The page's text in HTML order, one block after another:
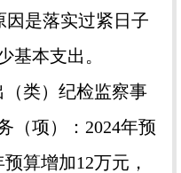
因是落实过紧日子
基本支出。
类）纪检监察事
（项）：2024年预
算增加12万元，